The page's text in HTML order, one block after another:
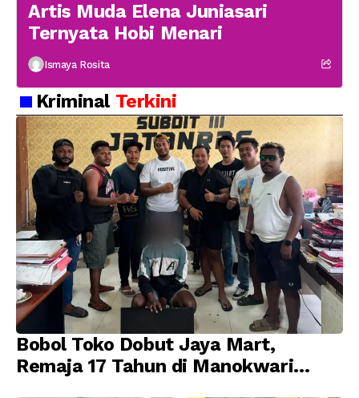
Artis Muda Elena Juniasari
Ternyata Hobi Menari
Ismaya Rosita
Kriminal Terkini
Bobol Toko Dobut Jaya Mart,
Remaja 17 Tahun di Manokwari